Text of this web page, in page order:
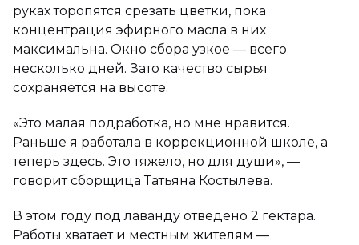
руках торопятся срезать цветки, пока
концентрация эфирного масла в них
максимальна. Окно сбора узкое — всего
несколько дней. Зато качество сырья
сохраняется на высоте.
«Это малая подработка, но мне нравится.
Раньше я работала в коррекционной школе, а
теперь здесь. Это тяжело, но для души», —
говорит сборщица Татьяна Костылева.
В этом году под лаванду отведено 2 гектара.
Работы хватает и местным жителям —